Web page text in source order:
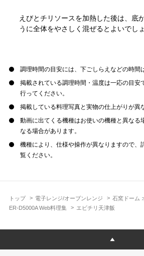
トップ 電子レンジ/オーブンレンジ
石窯ドーム
ER-D5000A Web料理集
エビチリ天津飯
えびとチリソースを加熱した後は、底
うに全体をやさしく混ぜるとよいでしょ
調理時間の目安には、下ごしらえなどの時間
掲載されている調理時間・温度は一応の目安
行ってください。
掲載している料理写真と実物の仕上がりが異
動画に出てくる機種はお使いの機種と異なる
なる場合があります。
機種により、仕様や操作が異なりますので、
覧ください。